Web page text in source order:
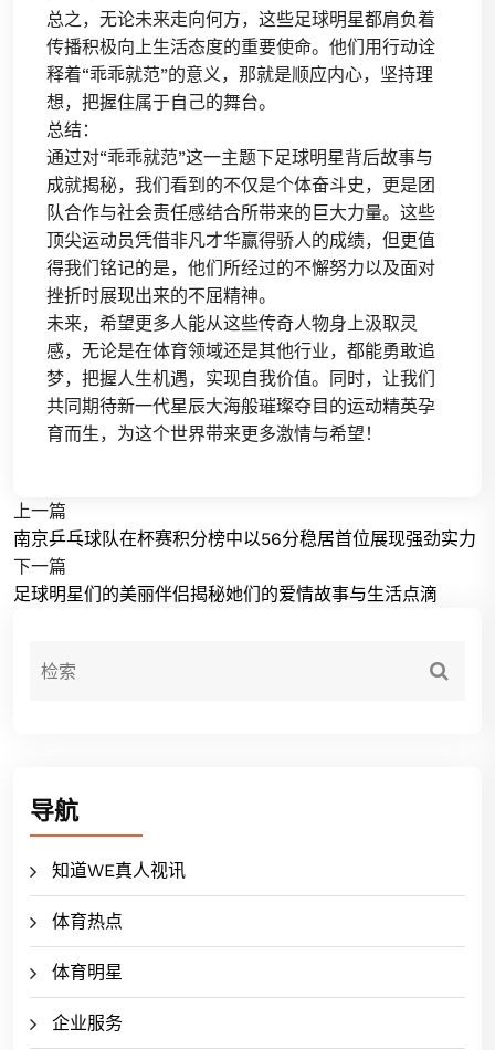
总之，无论未来走向何方，这些足球明星都肩负着
传播积极向上生活态度的重要使命。他们用行动诠
释着“乖乖就范”的意义，那就是顺应内心，坚持理
想，把握住属于自己的舞台。
总结：
通过对“乖乖就范”这一主题下足球明星背后故事与
成就揭秘，我们看到的不仅是个体奋斗史，更是团
队合作与社会责任感结合所带来的巨大力量。这些
顶尖运动员凭借非凡才华赢得骄人的成绩，但更值
得我们铭记的是，他们所经过的不懈努力以及面对
挫折时展现出来的不屈精神。
未来，希望更多人能从这些传奇人物身上汲取灵
感，无论是在体育领域还是其他行业，都能勇敢追
梦，把握人生机遇，实现自我价值。同时，让我们
共同期待新一代星辰大海般璀璨夺目的运动精英孕
育而生，为这个世界带来更多激情与希望！
上一篇
南京乒乓球队在杯赛积分榜中以56分稳居首位展现强劲实力
下一篇
足球明星们的美丽伴侣揭秘她们的爱情故事与生活点滴
导航
知道WE真人视讯
体育热点
体育明星
企业服务